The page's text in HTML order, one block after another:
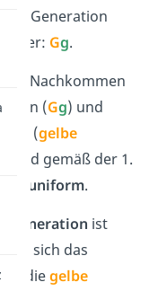
F1-Generation
Gg.
alle Nachkommen
(Gg) und
(gelbe
sind gemäß der 1.
uniform.
Generation ist
, weil sich das
für diegelbe